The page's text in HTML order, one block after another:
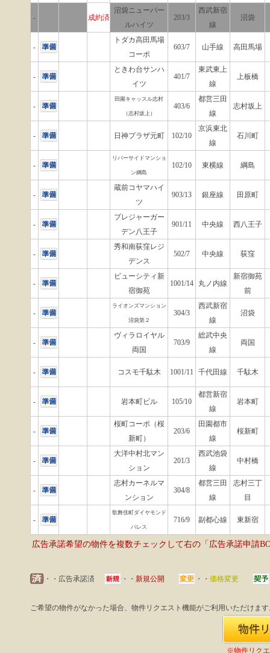
- 成約済
沼袋ニューパー
ルハイツ
203/3
西武新宿
線
沼袋
-
トダカ高田馬場
コーポ
603/7 山手線 高田馬場
-
ときわ台サンハ
イツ
401/7
東武東上
線
上板橋
-
田園キャッスル志村
（志村坂上）
403/6
都営三田
線
志村坂上
- 日神プラザ元町 102/10
京浜東北
線
石川町
-
リバーサイドマンショ
ン綱島
102/10 東横線 綱島
-
蔵前コヤマハイ
ツ
903/13 銀座線 田原町
-
プレジャーガー
デン八王子
901/11 中央線 西八王子
-
秀和南荻窪レジ
デンス
502/7 中央線 荻窪
-
ビューシティ新
宿御苑
1001/14 丸ノ内線
新宿御苑
前
-
ライオンズマンション
沼袋第２
304/3
西武新宿
線
沼袋
-
ヴィラロイヤル
両国
703/9
総武中央
線
両国
- コスモ千駄木 1001/11 千代田線 千駄木
- 岩本町ビル 105/10
都営新宿
線
岩本町
-
桜町コーポ（桜
新町）
203/6
田園都市
線
桜新町
-
大洋中村北マン
ション
201/3
西武池袋
線
中村橋
-
志村カーネルマ
ンション
304/8
都営三田
線
志村三丁
目
-
歌舞伎町ダイヤモンド
パレス
716/9 副都心線 東新宿
広告承諾希望の物件を複数チェックして右の「広告承諾申請
・・広告承諾済 ・・ 新規公開 ・・ 価格変更
ご希望の物件がなかった場合、物件リクエスト機能がご利用いただけま
※物件リク